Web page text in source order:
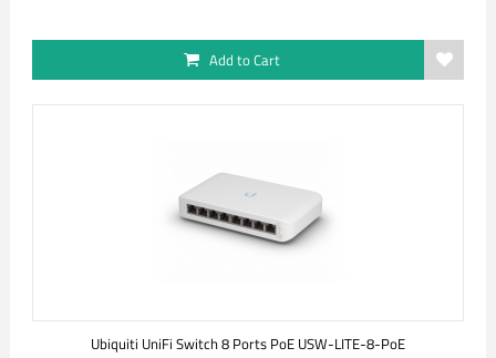
Add to Cart
Ubiquiti UniFi Switch 8 Ports PoE USW-LITE-8-PoE